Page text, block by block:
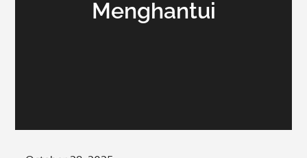
Menghantui